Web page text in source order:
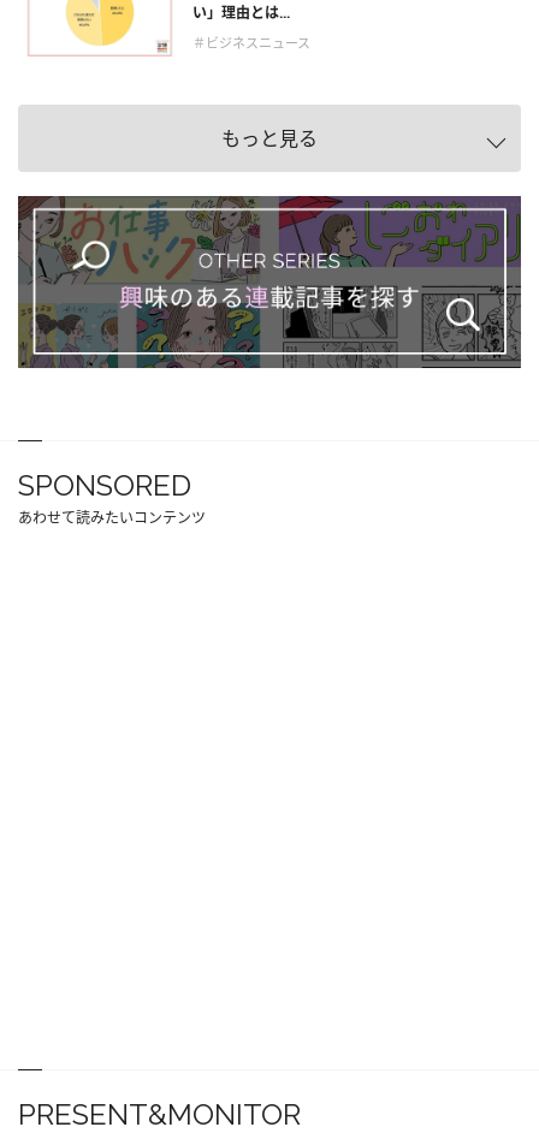
い」理由とは...
＃ビジネスニュース
もっと見る
SPONSORED
あわせて読みたいコンテンツ
PRESENT&MONITOR